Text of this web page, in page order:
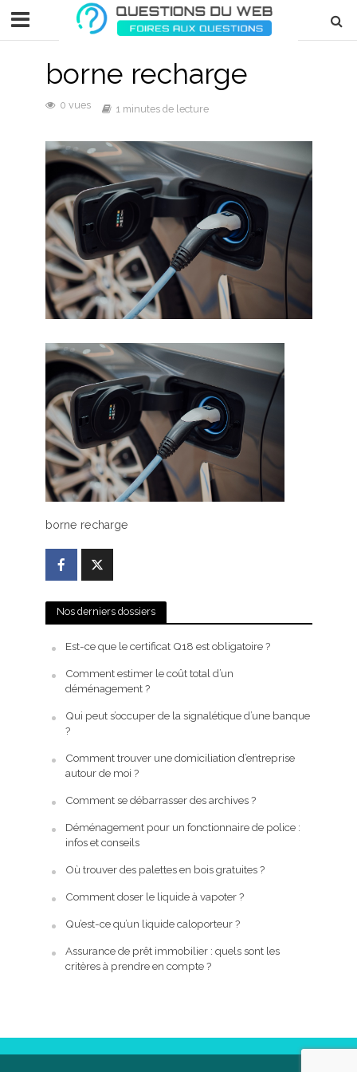
borne recharge
0 vues 1 minutes de lecture
borne recharge
Nos derniers dossiers
Est-ce que le certificat Q18 est obligatoire ?
Comment estimer le coût total d’un
déménagement ?
Qui peut s’occuper de la signalétique d’une banque
?
Comment trouver une domiciliation d’entreprise
autour de moi ?
Comment se débarrasser des archives ?
Déménagement pour un fonctionnaire de police :
infos et conseils
Où trouver des palettes en bois gratuites ?
Comment doser le liquide à vapoter ?
Qu’est-ce qu’un liquide caloporteur ?
Assurance de prêt immobilier : quels sont les
critères à prendre en compte ?